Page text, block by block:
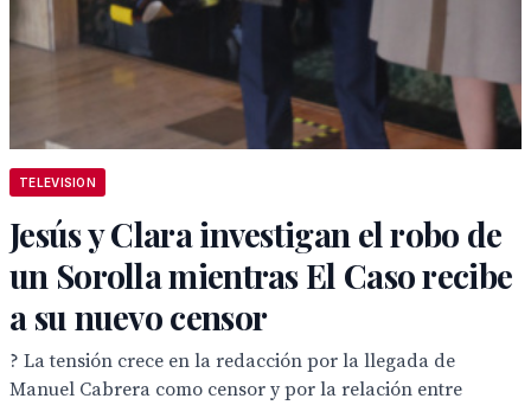
TELEVISION
Jesús y Clara investigan el robo de
un Sorolla mientras El Caso recibe
a su nuevo censor
? La tensión crece en la redacción por la llegada de
Manuel Cabrera como censor y por la relación entre